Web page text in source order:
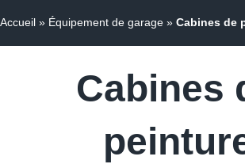
Accueil » Équipement de garage » Cabines de
Cabines